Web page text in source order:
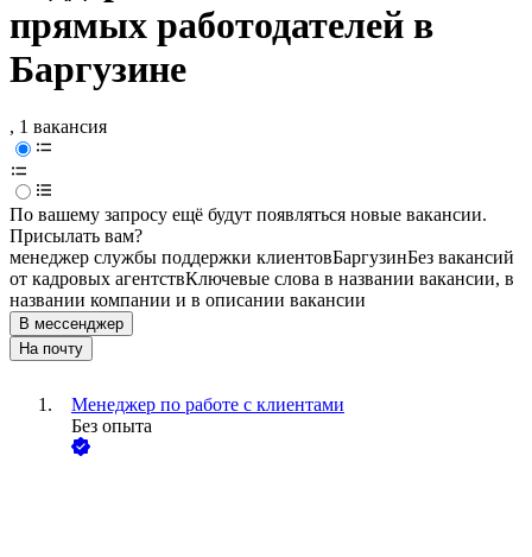
прямых работодателей в
Баргузине
, 1 вакансия
По вашему запросу ещё будут появляться новые вакансии.
Присылать вам?
менеджер службы поддержки клиентовБаргузинБез вакансий
от кадровых агентствКлючевые слова в названии вакансии, в
названии компании и в описании вакансии
В мессенджер
На почту
Менеджер по работе с клиентами
Без опыта